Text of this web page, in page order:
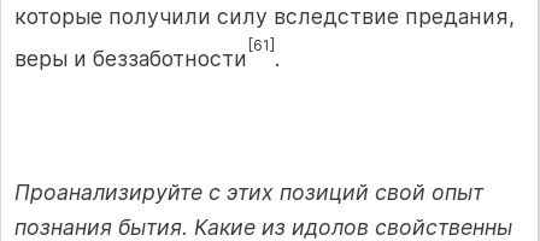
которые получили силу вследствие предания,
веры и беззаботности
[61]
.
Проанализируйте с этих позиций свой опыт
познания бытия. Какие из идолов свойственны